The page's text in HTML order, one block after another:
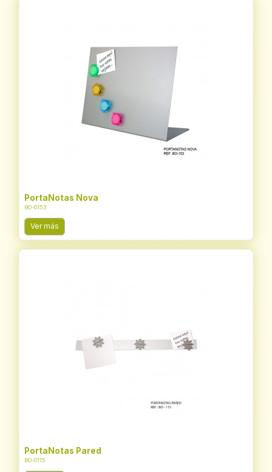
PortaNotas Nova
BO-0153
Ver más
PortaNotas Pared
BO-0115